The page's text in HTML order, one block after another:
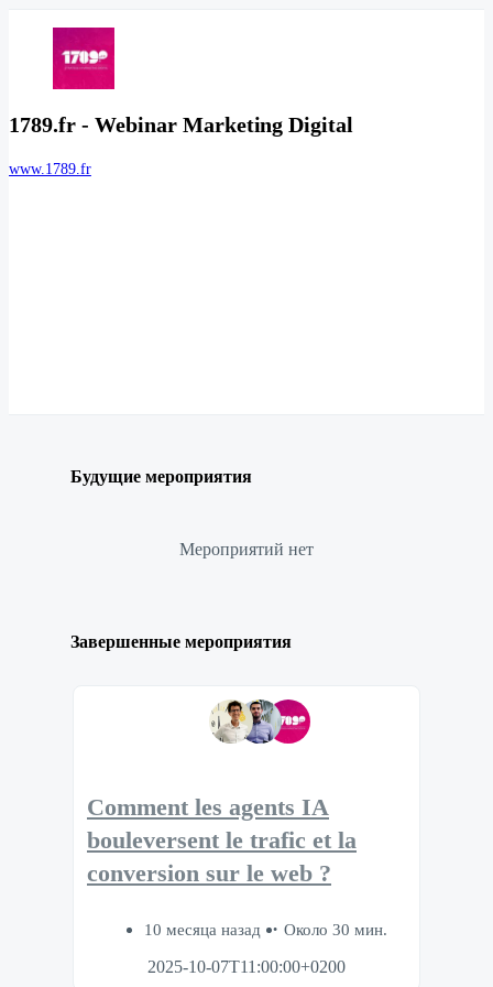
1789.fr - Webinar Marketing Digital
www.1789.fr
Будущие мероприятия
Мероприятий нет
Завершенные мероприятия
Comment les agents IA
bouleversent le trafic et la
conversion sur le web ?
10 месяца назад
Около 30 мин.
2025-10-07T11:00:00+0200